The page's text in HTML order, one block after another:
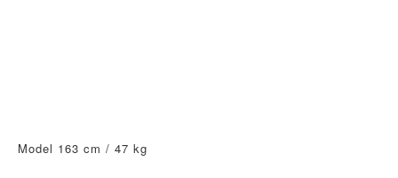
Model 163 cm / 47 kg